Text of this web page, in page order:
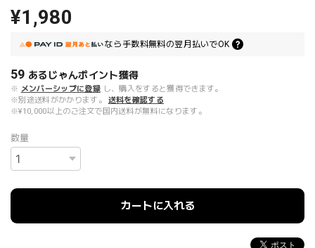
¥1,980
なら 手数料無料の翌月払いでOK
59 あるじゃんポイント獲得
※ メンバーシップに登録 し、購入をすると獲得できます。
※別途送料がかかります。
送料を確認する
※¥10,000以上のご注文で国内送料が無料になります。
数量
カートに入れる